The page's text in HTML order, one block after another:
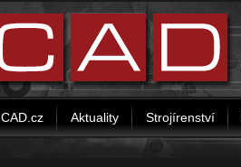
CAD.cz Aktuality Strojírenství